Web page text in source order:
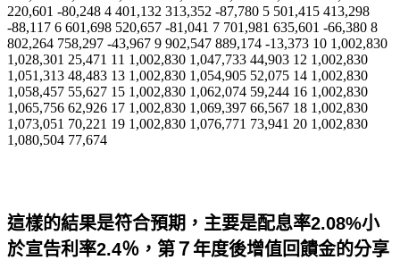
220,601 -80,248 4 401,132 313,352 -87,780 5 501,415 413,298
-88,117 6 601,698 520,657 -81,041 7 701,981 635,601 -66,380 8
802,264 758,297 -43,967 9 902,547 889,174 -13,373 10 1,002,830
1,028,301 25,471 11 1,002,830 1,047,733 44,903 12 1,002,830
1,051,313 48,483 13 1,002,830 1,054,905 52,075 14 1,002,830
1,058,457 55,627 15 1,002,830 1,062,074 59,244 16 1,002,830
1,065,756 62,926 17 1,002,830 1,069,397 66,567 18 1,002,830
1,073,051 70,221 19 1,002,830 1,076,771 73,941 20 1,002,830
1,080,504 77,674
這樣的結果是符合預期，主要是配息率2.08%小
於宣告利率2.4％，第７年度後增值回饋金的分享